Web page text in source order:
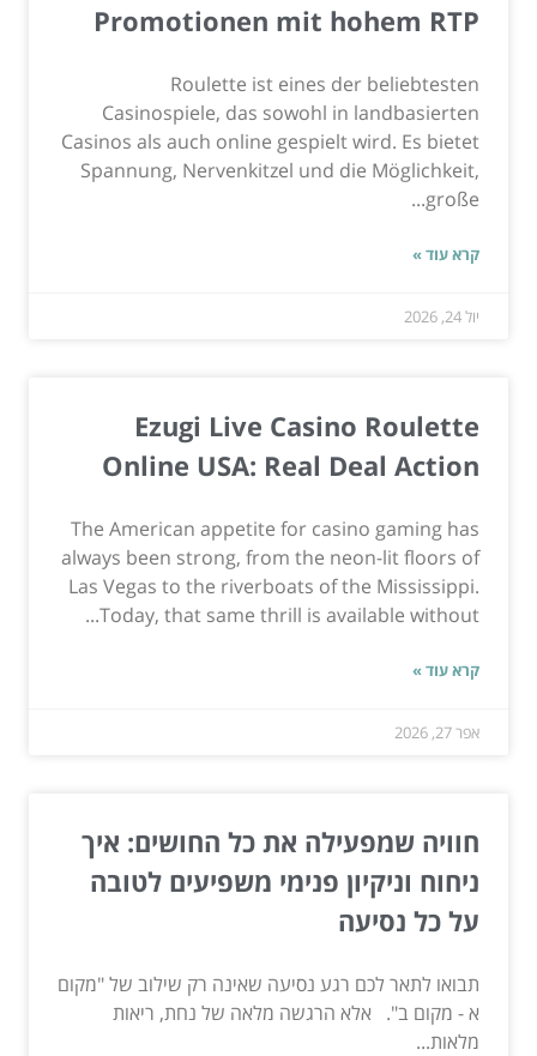
Promotionen mit hohem RTP
Roulette ist eines der beliebtesten
Casinospiele, das sowohl in landbasierten
Casinos als auch online gespielt wird. Es bietet
Spannung, Nervenkitzel und die Möglichkeit,
große...
קרא עוד »
יול 24, 2026
Ezugi Live Casino Roulette
Online USA: Real Deal Action
The American appetite for casino gaming has
always been strong, from the neon-lit floors of
Las Vegas to the riverboats of the Mississippi.
Today, that same thrill is available without...
קרא עוד »
אפר 27, 2026
חוויה שמפעילה את כל החושים: איך
ניחוח וניקיון פנימי משפיעים לטובה
על כל נסיעה
תבואו לתאר לכם רגע נסיעה שאינה רק שילוב של "מקום
א - מקום ב". אלא הרגשה מלאה של נחת, ריאות
מלאות...